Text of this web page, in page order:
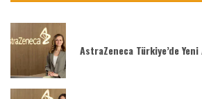
AstraZeneca Türkiye’de